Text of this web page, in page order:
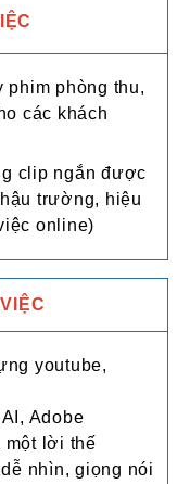
phim phòng thu,
các khách
clip ngắn được
trường, hiệu
online)
youtube,
Adobe
một lời thế
nhìn, giọng nói